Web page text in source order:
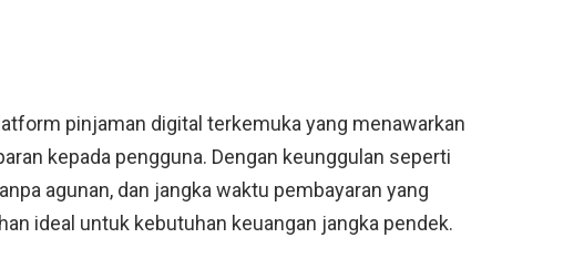
pinjaman digital terkemuka yang menawarkan
kepada pengguna. Dengan keunggulan seperti
agunan, dan jangka waktu pembayaran yang
ideal untuk kebutuhan keuangan jangka pendek.